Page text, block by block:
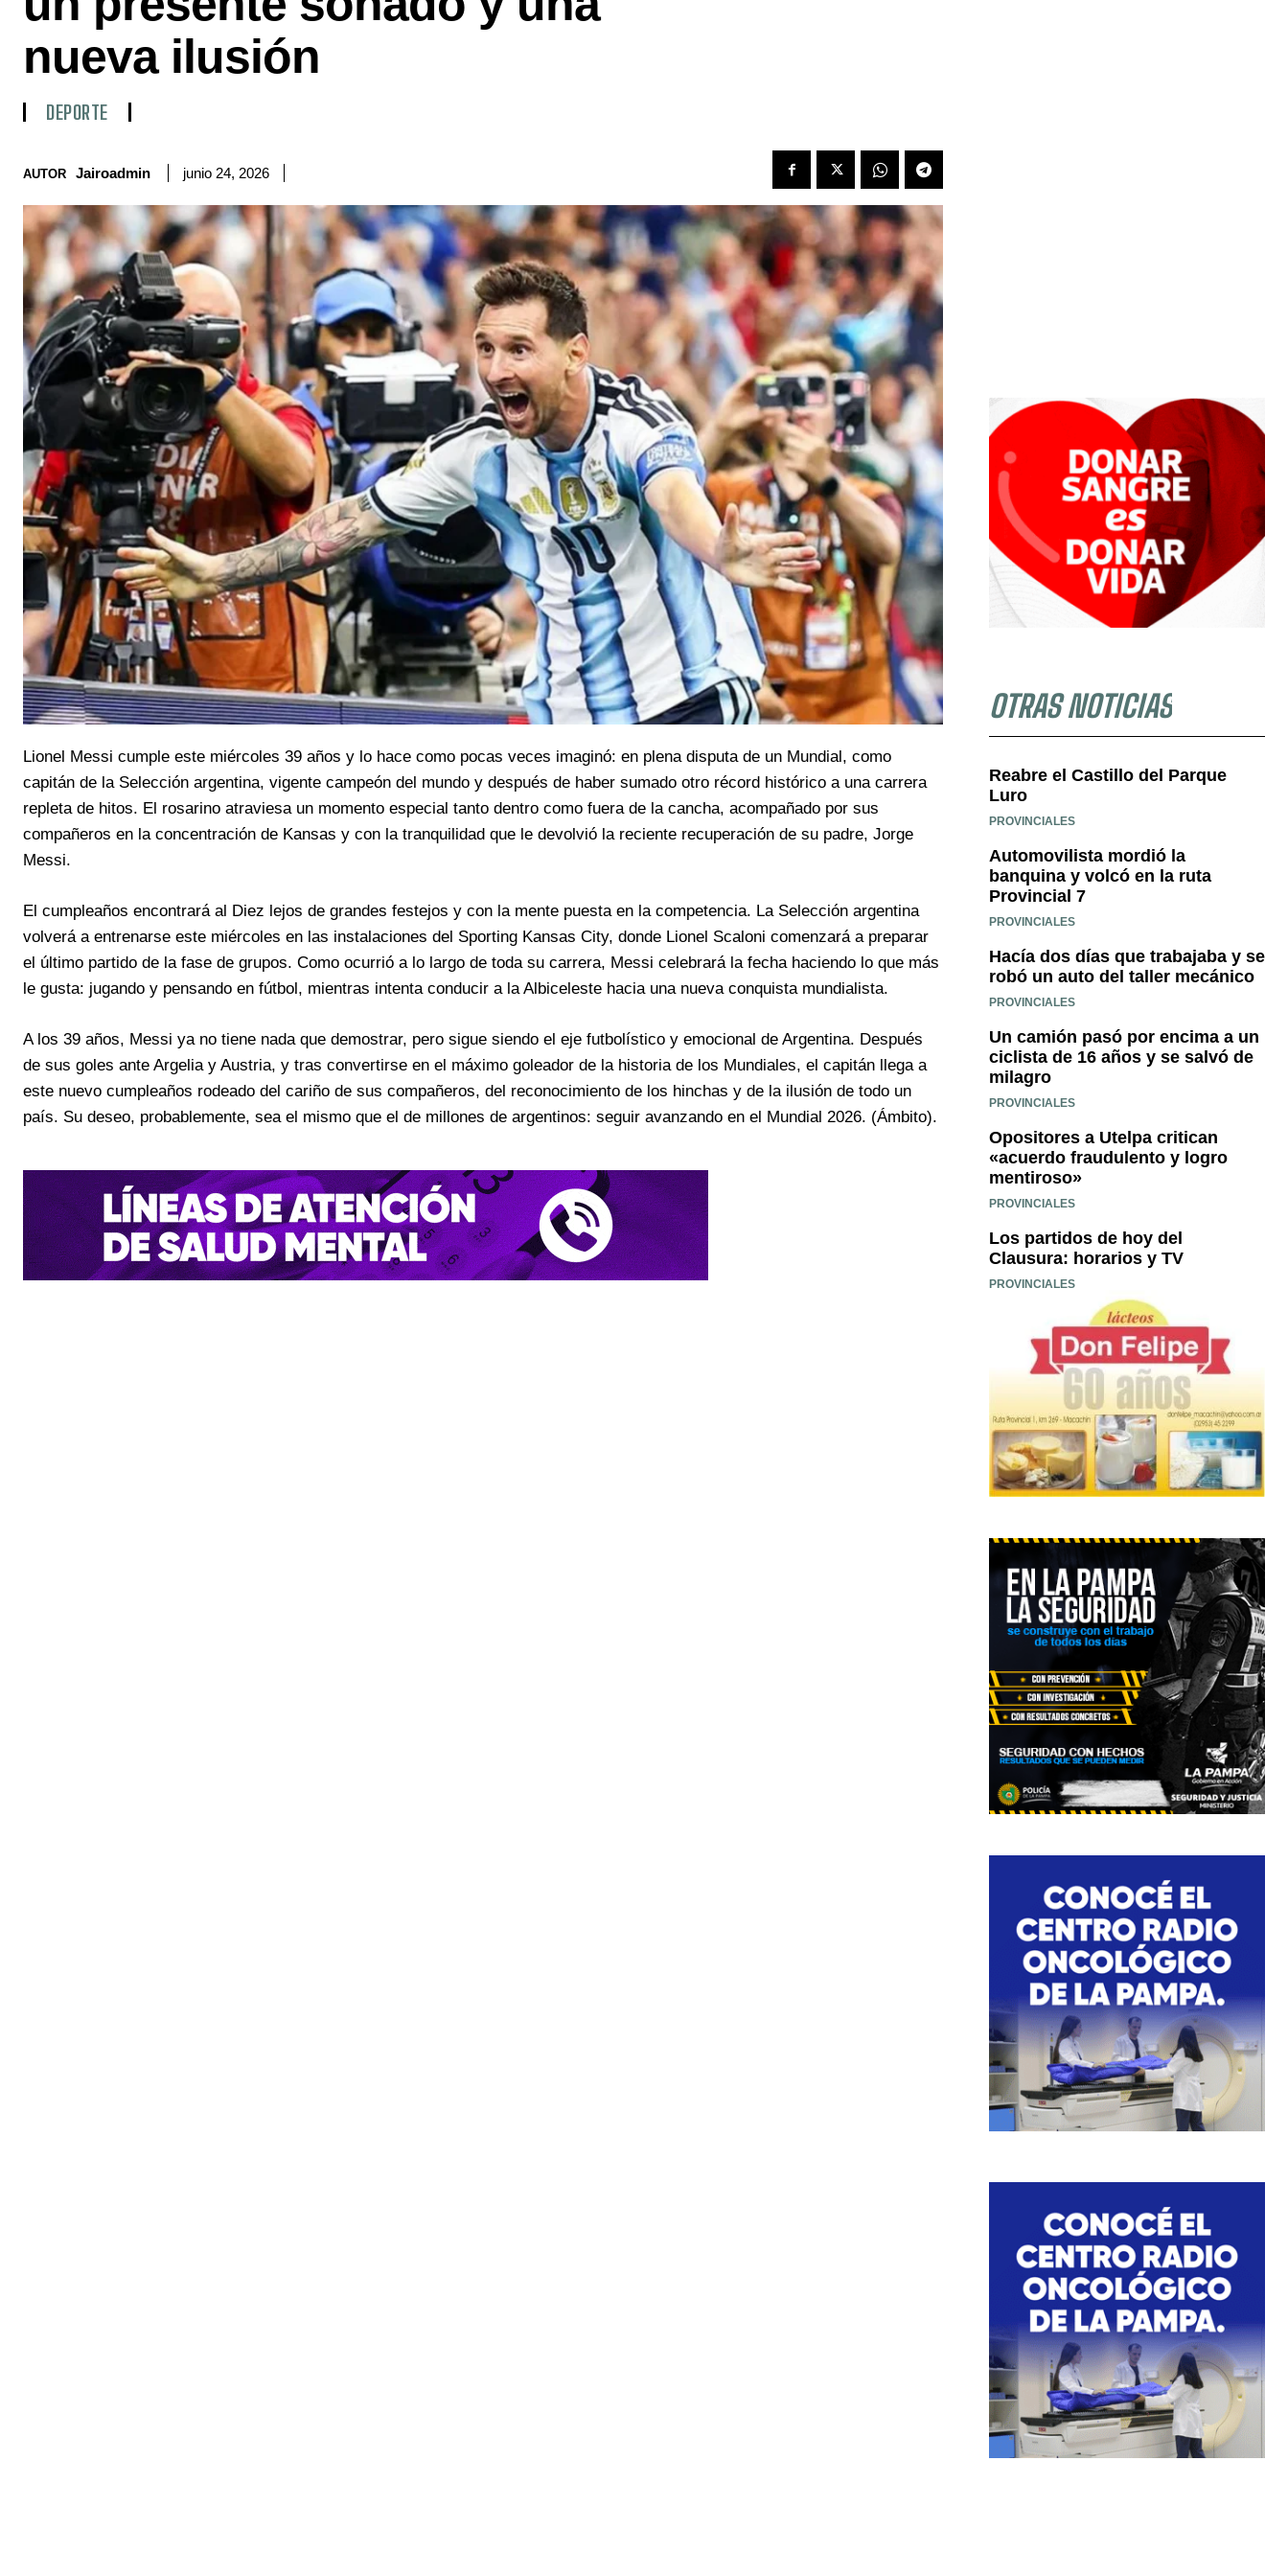
nueva ilusión
DEPORTE
AUTOR Jairoadmin junio 24, 2026
Lionel Messi cumple este miércoles 39 años y lo hace como pocas veces imaginó: en plena disputa de un Mundial, como
capitán de la Selección argentina, vigente campeón del mundo y después de haber sumado otro récord histórico a una carrera
repleta de hitos. El rosarino atraviesa un momento especial tanto dentro como fuera de la cancha, acompañado por sus
compañeros en la concentración de Kansas y con la tranquilidad que le devolvió la reciente recuperación de su padre, Jorge
Messi.
El cumpleaños encontrará al Diez lejos de grandes festejos y con la mente puesta en la competencia. La Selección argentina
volverá a entrenarse este miércoles en las instalaciones del Sporting Kansas City, donde Lionel Scaloni comenzará a preparar
el último partido de la fase de grupos. Como ocurrió a lo largo de toda su carrera, Messi celebrará la fecha haciendo lo que más
le gusta: jugando y pensando en fútbol, mientras intenta conducir a la Albiceleste hacia una nueva conquista mundialista.
A los 39 años, Messi ya no tiene nada que demostrar, pero sigue siendo el eje futbolístico y emocional de Argentina. Después
de sus goles ante Argelia y Austria, y tras convertirse en el máximo goleador de la historia de los Mundiales, el capitán llega a
este nuevo cumpleaños rodeado del cariño de sus compañeros, del reconocimiento de los hinchas y de la ilusión de todo un
país. Su deseo, probablemente, sea el mismo que el de millones de argentinos: seguir avanzando en el Mundial 2026. (Ámbito).
OTRAS NOTICIAS
Reabre el Castillo del Parque
Luro
PROVINCIALES
Automovilista mordió la
banquina y volcó en la ruta
Provincial 7
PROVINCIALES
Hacía dos días que trabajaba y se
robó un auto del taller mecánico
PROVINCIALES
Un camión pasó por encima a un
ciclista de 16 años y se salvó de
milagro
PROVINCIALES
Opositores a Utelpa critican
«acuerdo fraudulento y logro
mentiroso»
PROVINCIALES
Los partidos de hoy del
Clausura: horarios y TV
PROVINCIALES